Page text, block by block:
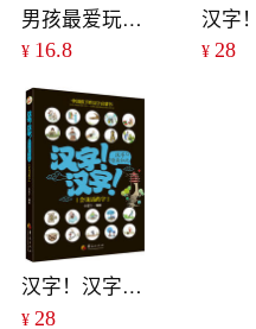
男孩最爱玩的超酷汽车贴纸书：工程车
¥ 16.8 ¥28
汉字！汉字！汉字原来如此:会说话的字
¥ 28